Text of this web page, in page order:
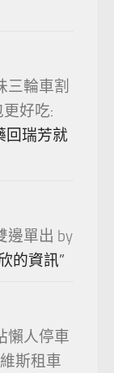
三輪車割
好吃:
回瑞芳就
邊單出 by
的資訊”
懶人停車
斯租車